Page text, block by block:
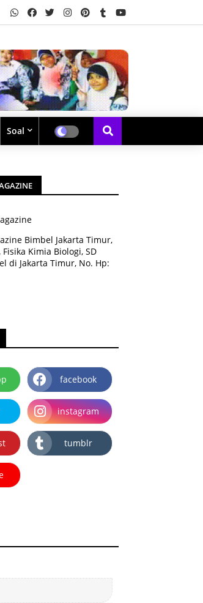
Soal Latihan Perpangkatan dan Bentuk Akar
Soal
Bimbel Jakarta Timur,
Kimia Biologi, SD
di Jakarta Timur, No. Hp:
facebook
instagram
tumblr